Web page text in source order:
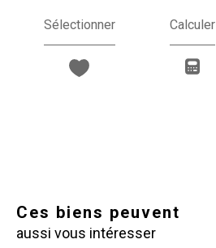
Sélectionner Calculer
Ces biens peuvent
aussi vous intéresser